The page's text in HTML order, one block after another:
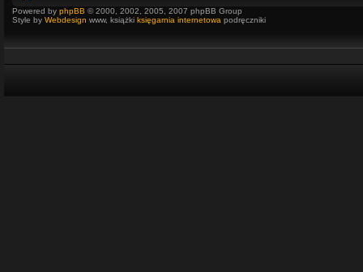
Powered by phpBB © 2000, 2002, 2005, 2007 phpBB Group
Style by Webdesign www, książki księgarnia internetowa podręczniki